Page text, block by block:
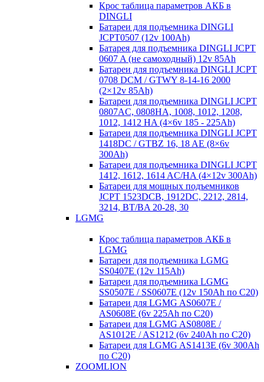
Крос таблица параметров АКБ в
DINGLI
Батареи для подъемника DINGLI
JCPT0507 (12v 100Ah)
Батарея для подъемника DINGLI JCPT
0607 A (не самоходный) 12v 85Ah
Батареи для подъемника DINGLI JCPT
0708 DCM / GTWY 8-14-16 2000
(2×12v 85Ah)
Батареи для подъемника DINGLI JCPT
0807AC, 0808HA, 1008, 1012, 1208,
1012, 1412 HA (4×6v 185 - 225Ah)
Батареи для подъемника DINGLI JCPT
1418DC / GTBZ 16, 18 AE (8×6v
300Ah)
Батареи для подъемника DINGLI JCPT
1412, 1612, 1614 AC/HA (4×12v 300Ah)
Батареи для мощных подъемников
JCPT 1523DCB, 1912DC, 2212, 2814,
3214, BT/BA 20-28, 30
LGMG
Крос таблица параметров АКБ в
LGMG
Батареи для подъемника LGMG
SS0407E (12v 115Ah)
Батареи для подъемника LGMG
SS0507E / SS0607E (12v 150Ah по С20)
Батареи для LGMG AS0607E /
AS0608E (6v 225Ah по С20)
Батареи для LGMG AS0808E /
AS1012E / AS1212 (6v 240Ah по С20)
Батареи для LGMG AS1413E (6v 300Ah
по С20)
ZOOMLION